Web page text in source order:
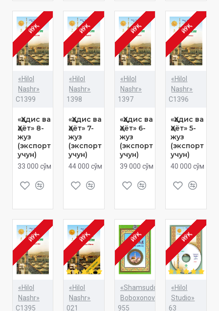
ЙЎҚ
«Hilol
Nashr»
C1399
«Ҳадис ва
Ҳаёт» 8-
жуз
(экспорт
учун)
33 000 сўм
ЙЎҚ
«Hilol
Nashr»
1398
«Ҳадис ва
Ҳаёт» 7-
жуз
(экспорт
учун)
44 000 сўм
ЙЎҚ
«Hilol
Nashr»
1397
«Ҳадис ва
Ҳаёт» 6-
жуз
(экспорт
учун)
39 000 сўм
ЙЎҚ
«Hilol
Nashr»
C1396
«Ҳадис ва
Ҳаёт» 5-
жуз
(экспорт
учун)
40 000 сўм
ЙЎҚ
«Hilol
Nashr»
C1395
ЙЎҚ
«Hilol
Nashr»
021
ЙЎҚ
«Shamsuddinxon
Boboxonov»
955
ЙЎҚ
«Hilol
Studio»
63